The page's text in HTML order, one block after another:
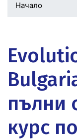
Начало
пълни
курс